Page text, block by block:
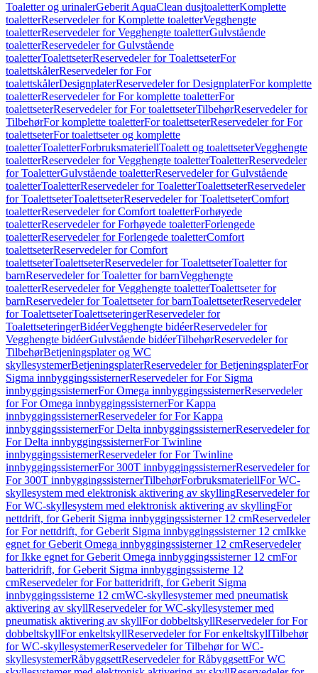
Toaletter og urinalerGeberit AquaClean dusjtoaletterKomplette
toaletterReservedeler for Komplette toaletterVegghengte
toaletterReservedeler for Vegghengte toaletterGulvstående
toaletterReservedeler for Gulvstående
toaletterToalettseterReservedeler for ToalettseterFor
toalettskålerReservedeler for For
toalettskålerDesignplaterReservedeler for DesignplaterFor komplette
toaletterReservedeler for For komplette toaletterFor
toalettseterReservedeler for For toalettseterTilbehørReservedeler for
TilbehørFor komplette toaletterFor toalettseterReservedeler for For
toalettseterFor toalettseter og komplette
toaletterToaletterForbruksmateriellToalett og toalettseterVegghengte
toaletterReservedeler for Vegghengte toaletterToaletterReservedeler
for ToaletterGulvstående toaletterReservedeler for Gulvstående
toaletterToaletterReservedeler for ToaletterToalettseterReservedeler
for ToalettseterToalettseterReservedeler for ToalettseterComfort
toaletterReservedeler for Comfort toaletterForhøyede
toaletterReservedeler for Forhøyede toaletterForlengede
toaletterReservedeler for Forlengede toaletterComfort
toalettseterReservedeler for Comfort
toalettseterToalettseterReservedeler for ToalettseterToaletter for
barnReservedeler for Toaletter for barnVegghengte
toaletterReservedeler for Vegghengte toaletterToalettseter for
barnReservedeler for Toalettseter for barnToalettseterReservedeler
for ToalettseterToalettseteringerReservedeler for
ToalettseteringerBidéerVegghengte bidéerReservedeler for
Vegghengte bidéerGulvstående bidéerTilbehørReservedeler for
TilbehørBetjeningsplater og WC
skyllesystemerBetjeningsplaterReservedeler for BetjeningsplaterFor
Sigma innbyggingssisternerReservedeler for For Sigma
innbyggingssisternerFor Omega innbyggingssisternerReservedeler
for For Omega innbyggingssisternerFor Kappa
innbyggingssisternerReservedeler for For Kappa
innbyggingssisternerFor Delta innbyggingssisternerReservedeler for
For Delta innbyggingssisternerFor Twinline
innbyggingssisternerReservedeler for For Twinline
innbyggingssisternerFor 300T innbyggingssisternerReservedeler for
For 300T innbyggingssisternerTilbehørForbruksmateriellFor WC-
skyllesystem med elektronisk aktivering av skyllingReservedeler for
For WC-skyllesystem med elektronisk aktivering av skyllingFor
nettdrift, for Geberit Sigma innbyggingssisterner 12 cmReservedeler
for For nettdrift, for Geberit Sigma innbyggingssisterner 12 cmIkke
egnet for Geberit Omega innbyggingssisterner 12 cmReservedeler
for Ikke egnet for Geberit Omega innbyggingssisterner 12 cmFor
batteridrift, for Geberit Sigma innbyggingssisterne 12
cmReservedeler for For batteridrift, for Geberit Sigma
innbyggingssisterne 12 cmWC-skyllesystemer med pneumatisk
aktivering av skyllReservedeler for WC-skyllesystemer med
pneumatisk aktivering av skyllFor dobbeltskyllReservedeler for For
dobbeltskyllFor enkeltskyllReservedeler for For enkeltskyllTilbehør
for WC-skyllesystemerReservedeler for Tilbehør for WC-
skyllesystemerRåbyggsettReservedeler for RåbyggsettFor WC